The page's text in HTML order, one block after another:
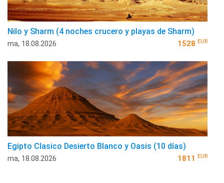
Nilo y Sharm (4 noches crucero y playas de Sharm)
ma, 18.08.2026 1528 EUR
Egipto Clasico Desierto Blanco y Oasis (10 días)
ma, 18.08.2026 1811 EUR